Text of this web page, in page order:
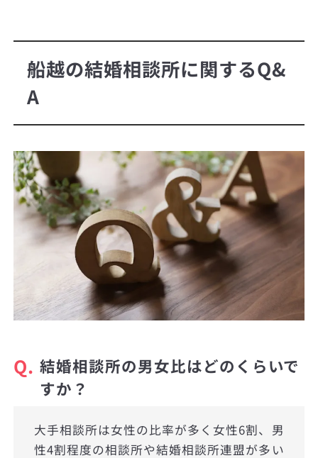
船越の結婚相談所に関するQ&
A
Q. 結婚相談所の男女比はどのくらいで
すか？
大手相談所は女性の比率が多く女性6割、男
性4割程度の相談所や結婚相談所連盟が多い